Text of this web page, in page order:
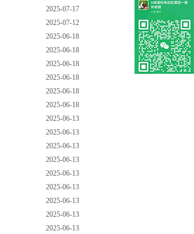
2025-07-17
2025-07-12
2025-06-18
2025-06-18
2025-06-18
2025-06-18
2025-06-18
2025-06-18
2025-06-13
2025-06-13
2025-06-13
2025-06-13
2025-06-13
2025-06-13
2025-06-13
2025-06-13
2025-06-13